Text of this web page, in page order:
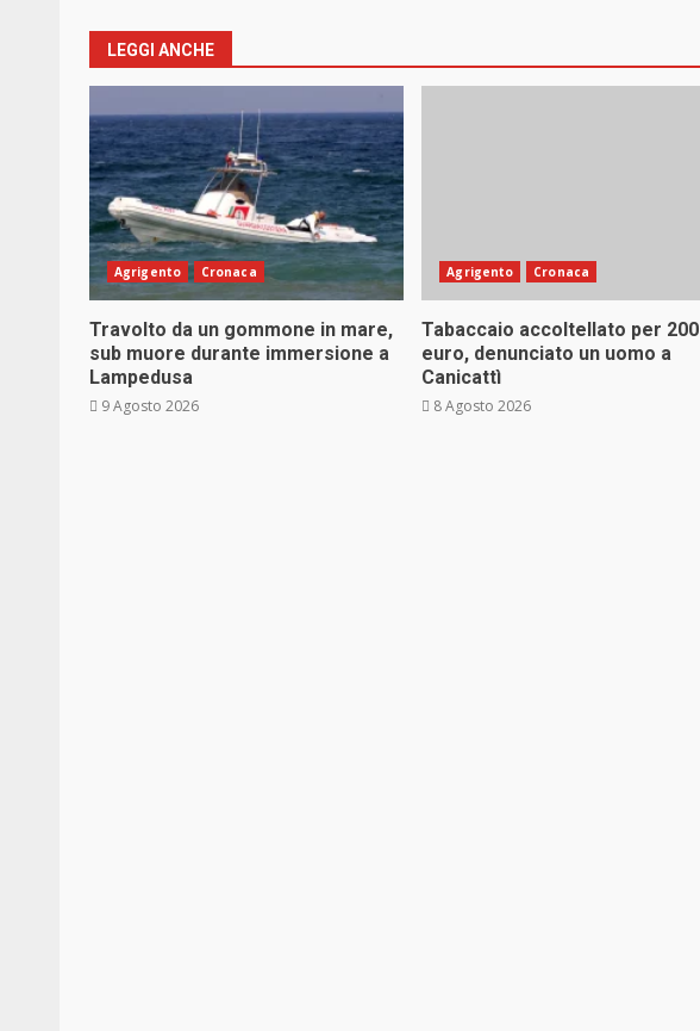
LEGGI ANCHE
Agrigento Cronaca
Travolto da un gommone in mare,
sub muore durante immersione a
Lampedusa
9 Agosto 2026
Agrigento Cronaca
Tabaccaio accoltellato per 200
euro, denunciato un uomo a
Canicattì
8 Agosto 2026